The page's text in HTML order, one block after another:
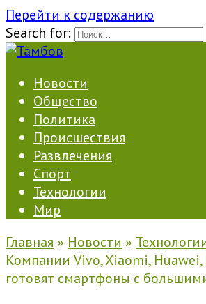
Перейти к содержанию
Search for:
Новости
Общество
Политика
Происшествия
Развлечения
Спорт
Технологии
Мир
Главная » Новости »
Компании Vivo, Xiaomi,
готовят смартфоны с